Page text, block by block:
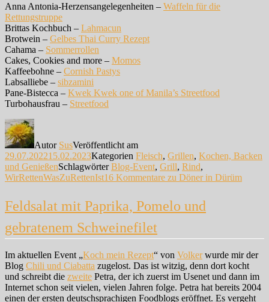
Anna Antonia-Herzensangelegenheiten – Waffeln für die
Rettungstruppe
Brittas Kochbuch – Lahmacun
Brotwein – Gelbes Thai Curry Rezept
Cahama – Sommerrollen
Cakes, Cookies and more – Momos
Kaffeebohne – Cornish Pastys
Labsalliebe – sibzamini
Pane-Bistecca – Kwek Kwek one of Manila’s Streetfood
Turbohausfrau – Streetfood
Autor SusVeröffentlicht am
29.07.202215.02.2023Kategorien Fleisch, Grillen, Kochen, Backen
und GenießenSchlagwörterBlog-Event, Grill, Rind,
WirRettenWasZuRettenIst16 Kommentare zu Döner in Dürüm
Feldsalat mit Paprika, Pomelo und
gebratenem Schweinefilet
Im aktuellen Event „Koch mein Rezept“ von Volkerwurde mir der
Blog Chili und Ciabatta zugelost. Das ist witzig, denn dort kocht
und schreibt die zweite Petra, der ich zuerst im Usenet und dann im
Internet schon seit vielen, vielen Jahren folge. Petra hat bereits 2004
einen der ersten deutschsprachigen Foodblogs eröffnet. Es vergeht